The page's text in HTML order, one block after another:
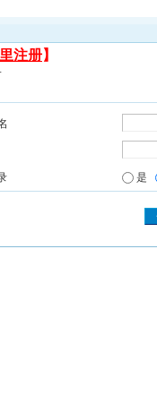
注册】
是